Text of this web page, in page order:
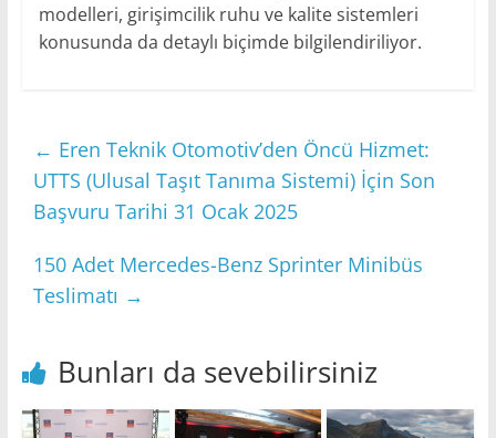
modelleri, girişimcilik ruhu ve kalite sistemleri
konusunda da detaylı biçimde bilgilendiriliyor.
← Eren Teknik Otomotiv’den Öncü Hizmet:
UTTS (Ulusal Taşıt Tanıma Sistemi) İçin Son
Başvuru Tarihi 31 Ocak 2025
150 Adet Mercedes-Benz Sprinter Minibüs
Teslimatı →
Bunları da sevebilirsiniz